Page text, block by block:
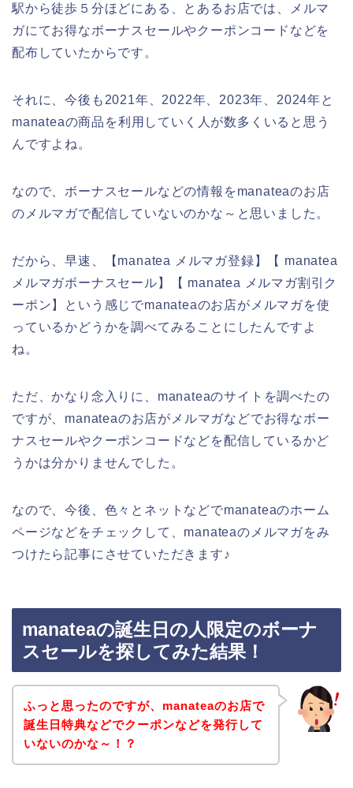
駅から徒歩５分ほどにある、とあるお店では、メルマ
ガにてお得なボーナスセールやクーポンコードなどを
配布していたからです。
それに、今後も2021年、2022年、2023年、2024年と
manateaの商品を利用していく人が数多くいると思う
んですよね。
なので、ボーナスセールなどの情報をmanateaのお店
のメルマガで配信していないのかな～と思いました。
だから、早速、【manatea メルマガ登録】【 manatea
メルマガボーナスセール】【 manatea メルマガ割引ク
ーポン】という感じでmanateaのお店がメルマガを使
っているかどうかを調べてみることにしたんですよ
ね。
ただ、かなり念入りに、manateaのサイトを調べたの
ですが、manateaのお店がメルマガなどでお得なボー
ナスセールやクーポンコードなどを配信しているかど
うかは分かりませんでした。
なので、今後、色々とネットなどでmanateaのホーム
ページなどをチェックして、manateaのメルマガをみ
つけたら記事にさせていただきます♪
manateaの誕生日の人限定のボーナ
スセールを探してみた結果！
ふっと思ったのですが、manateaのお店で
誕生日特典などでクーポンなどを発行して
いないのかな～！？